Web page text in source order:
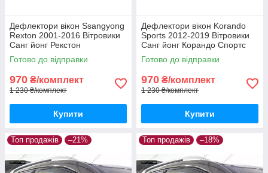
Дефлектори вікон Ssangyong
Rexton 2001-2016 Вітровики
Санг йонг Рекстон
дефлектори 4шт з 2001 по
2016
Готово до відправки
970 ₴/комплект
1 230 ₴/комплект
Купити
Дефлектори вікон Korando
Sports 2012-2019 Вітровики
Санг йонг Корандо Спортс
дефлектори 4шт з 2012 по
2019
Готово до відправки
970 ₴/комплект
1 230 ₴/комплект
Купити
Топ продажів –21% Топ продажів –18%